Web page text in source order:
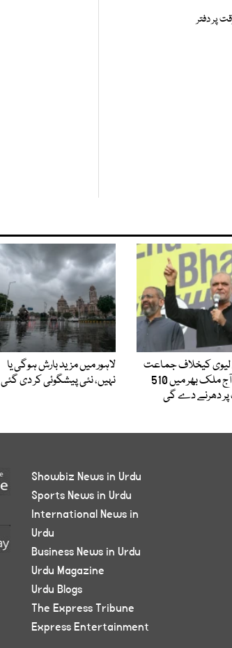
پر دفتر
لیوی کیخلاف جماعت
اسلامی آج ملک بھر میں 510
پر دھرنے دے گی
لاہور میں مزید بارش ہوگی یا
نہیں، نئی پیشگوئی کر دی گئی
Showbiz News in Urdu
Sports News in Urdu
International News in
Urdu
Business News in Urdu
Urdu Magazine
Urdu Blogs
The Express Tribune
Express Entertainment